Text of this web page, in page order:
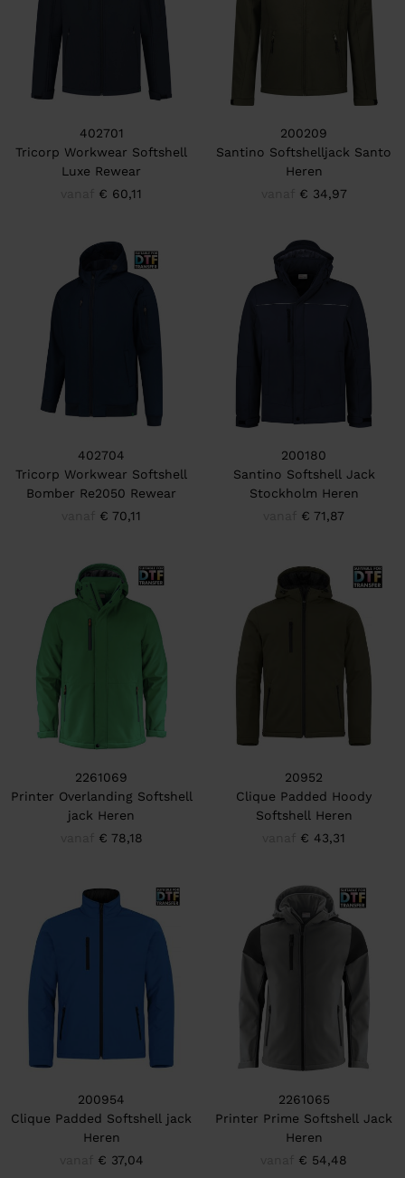
402701
Tricorp Workwear Softshell
Luxe Rewear
€ 60,11
200209
Santino Softshelljack Santo
Heren
€ 34,97
402704
Tricorp Workwear Softshell
Bomber Re2050 Rewear
€ 70,11
200180
Santino Softshell Jack
Stockholm Heren
€ 71,87
2261069
Printer Overlanding Softshell
jack Heren
€ 78,18
20952
Clique Padded Hoody
Softshell Heren
€ 43,31
200954
Clique Padded Softshell jack
Heren
€ 37,04
2261065
Printer Prime Softshell Jack
Heren
€ 54,48